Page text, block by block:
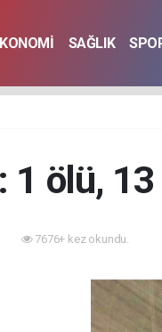
SAĞLIK
ölü, 13
7676+ kez okundu.